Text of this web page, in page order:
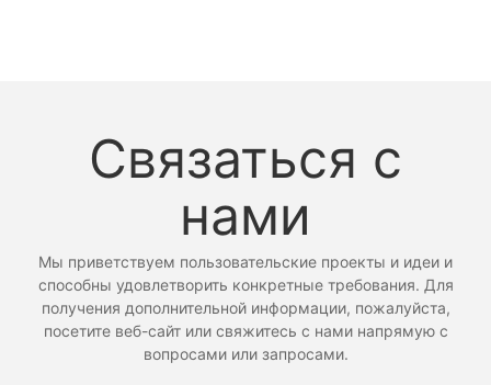
Связаться с
нами
Мы приветствуем пользовательские проекты и идеи и
способны удовлетворить конкретные требования. Для
получения дополнительной информации, пожалуйста,
посетите веб-сайт или свяжитесь с нами напрямую с
вопросами или запросами.